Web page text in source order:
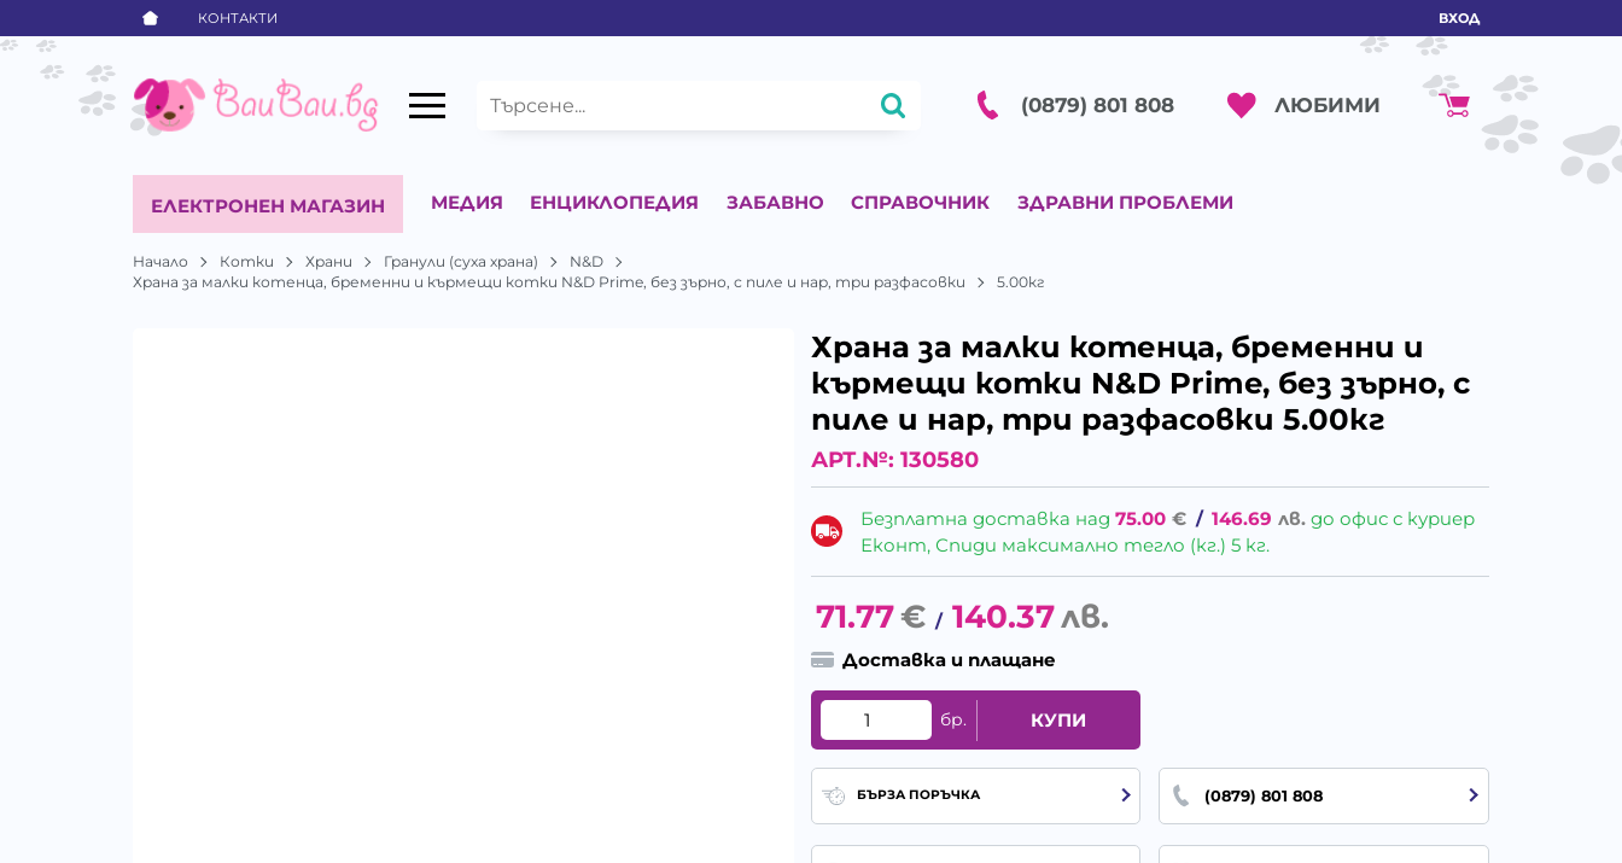
КОНТАКТИ ВХОД
(0879) 801 808 ЛЮБИМИ
ЕЛЕКТРОНЕН МАГАЗИН МЕДИЯ ЕНЦИКЛОПЕДИЯ ЗАБАВНО СПРАВОЧНИК ЗДРАВНИ ПРОБЛЕМИ
Начало Котки Храни Гранули (суха храна)
N&D
Храна за малки котенца, бременни и кърмещи котки N&D Prime, без зърно, с пиле и нар, три разфасовки
5.00кг
Храна за малки котенца, бременни и
кърмещи котки N&D Prime, без зърно, с
пиле и нар, три разфасовки 5.00кг
АРТ.№: 130580
Безплатна доставка над75.00 € / 146.69 лв. до офис с куриер
Еконт, Спиди максимално тегло (кг.) 5 кг.
71.77€ / 140.37лв.
Доставка и плащане
бр. КУПИ
БЪРЗА ПОРЪЧКА (0879) 801 808